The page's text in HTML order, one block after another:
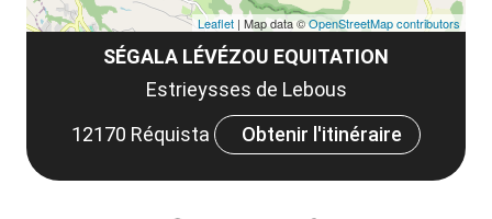
SÉGALA LÉVÉZOU EQUITATION
Estrieysses de Lebous
12170 Réquista
Obtenir l'itinéraire
Leaflet | Map data ©OpenStreetMap contributors